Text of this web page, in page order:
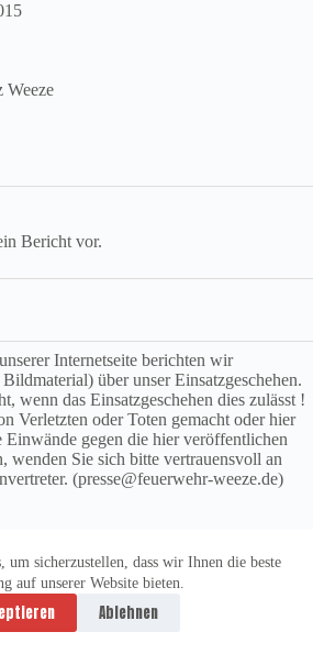
um sicherzustellen, dass wir Ihnen die beste
auf unserer Website bieten.
Ablehnen
Weeze
Bericht vor.
Internetseite berichten wir
über unser Einsatzgeschehen.
wenn das Einsatzgeschehen dies zulässt !
Verletzten oder Toten gemacht oder hier
gegen die hier veröffentlichen
wenden Sie sich bitte vertrauensvoll an
(presse@feuerwehr-weeze.de)
Impressum
© 2026 -
vitolution